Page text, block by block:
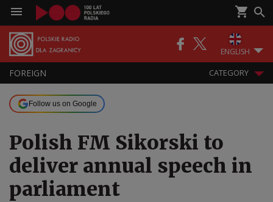
ENGLISH
FOREIGN CATEGORY
Follow us on Google
Polish FM Sikorski to
deliver annual speech in
parliament